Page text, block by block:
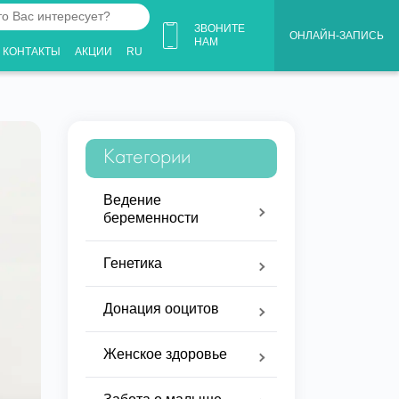
КОНТАКТЫ АКЦИИ RU
ЗВОНИТЕ
НАМ
ОНЛАЙН-ЗАПИСЬ
Категории
Ведение
беременности
Генетика
Донация ооцитов
Женское здоровье